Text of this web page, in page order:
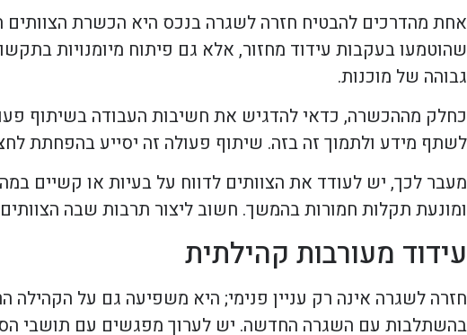
אחת מהדרכים להבטיח חזרה לשגרה בנכס היא הכשרת הצוותים
שהוטמעו בעקבות עידוד מחזור, אלא גם פיתוח מיומנויות
גבוהה של מוכנות.
כחלק מההכשרה, כדאי להדגיש את חשיבות העבודה בשיתוף
לשתף מידע ולתמוך זה בזה. שיתוף פעולה זה יסייע בהפחתת
מעבר לכך, יש לעודד את הצוותים לדווח על בעיות או קשיים
ומונעת תקלות חמורות בהמשך. חשוב ליצור תרבות שבה
עידוד מעורבות קהילתית
חזרה לשגרה אינה רק עניין פנימי; היא משפיעה גם על הקהילה
בהשתלבות עם השגרה החדשה. יש לערוך מפגשים עם תושבי